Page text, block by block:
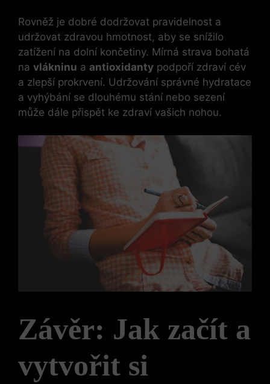
Rovněž je dobré dodržovat pravidelnost a
udržovat zdravou hmotnost, aby se snížilo
zatížení na dolní končetiny. Mírná strava bohatá
na vlákninu a antioxidanty podpoří zdraví cév
a zlepší prokrvení. Udržování správné hydratace
a vyhýbání se dlouhému stání nebo sezení
může dále přispět ke zdraví vašich nohou.
Závěr: Jak začít a
vytvořit si